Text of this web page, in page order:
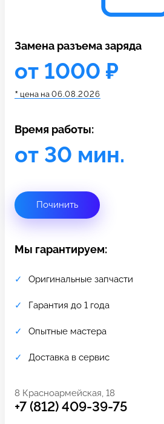
c 10:00 до 21:00
Связаться с нами
Замена разъема заряда
от 1000 ₽
* цена на 06.08.2026
Время работы:
от 30 мин.
Починить
Мы гарантируем:
Оригинальные запчасти
Гарантия до 1 года
Опытные мастера
Доставка в сервис
8 Красноармейская, 18
+7 (812) 409-39-75